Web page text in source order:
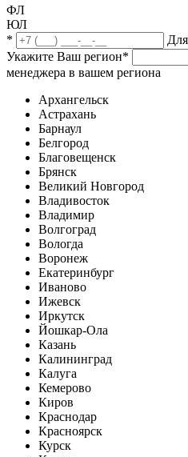
ФЛ
ЮЛ
*
Укажите Ваш регион*
менеджера в вашем региона
Архангельск
Астрахань
Барнаул
Белгород
Благовещенск
Брянск
Великий Новгород
Владивосток
Владимир
Волгоград
Вологда
Воронеж
Екатеринбург
Иваново
Ижевск
Иркутск
Йошкар-Ола
Казань
Калининград
Калуга
Кемерово
Киров
Краснодар
Красноярск
Курск